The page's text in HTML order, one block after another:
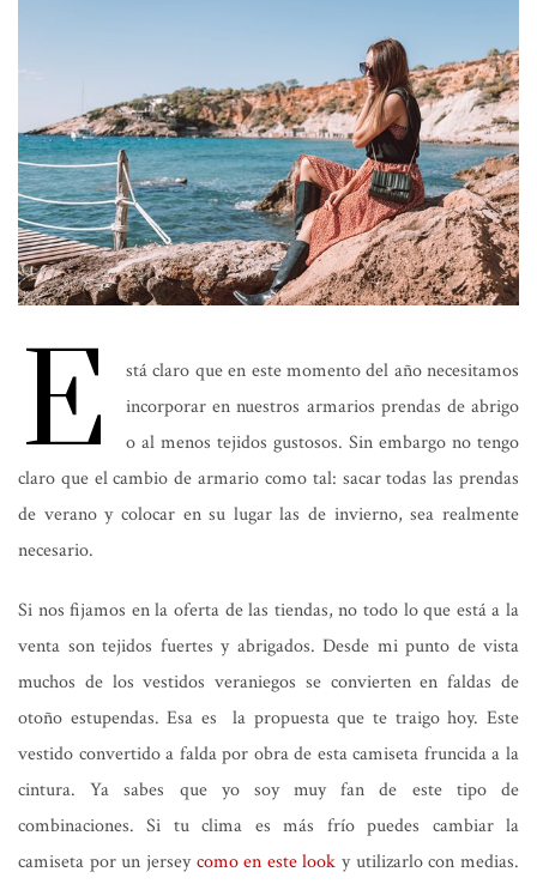
E
stá claro que en este momento del año necesitamos
incorporar en nuestros armarios prendas de abrigo
o al menos tejidos gustosos. Sin embargo no tengo
claro que el cambio de armario como tal: sacar todas las prendas
de verano y colocar en su lugar las de invierno, sea realmente
necesario.
Si nos fijamos en la oferta de las tiendas, no todo lo que está a la
venta son tejidos fuertes y abrigados. Desde mi punto de vista
muchos de los vestidos veraniegos se convierten en faldas de
otoño estupendas. Esa es la propuesta que te traigo hoy. Este
vestido convertido a falda por obra de esta camiseta fruncida a la
cintura. Ya sabes que yo soy muy fan de este tipo de
combinaciones. Si tu clima es más frío puedes cambiar la
camiseta por un jerseycomo en este look y utilizarlo con medias.